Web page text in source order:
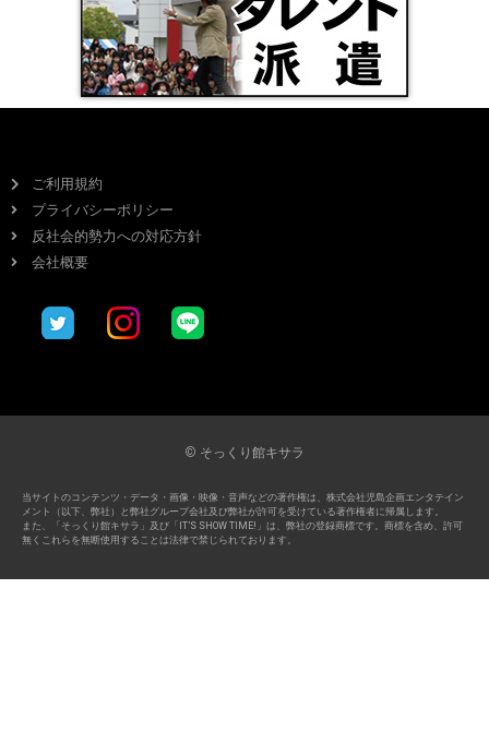
ご利用規約
プライバシーポリシー
反社会的勢力への対応方針
会社概要
© そっくり館キサラ
当サイトのコンテンツ・データ・画像・映像・音声などの著作権は、株式会社児島企画エンタテイン
メント（以下、弊社）と弊社グループ会社及び弊社が許可を受けている著作権者に帰属します。
また、「そっくり館キサラ」及び「IT’S SHOW TIME!」は、弊社の登録商標です。商標を含め、許可
無くこれらを無断使用することは法律で禁じられております。